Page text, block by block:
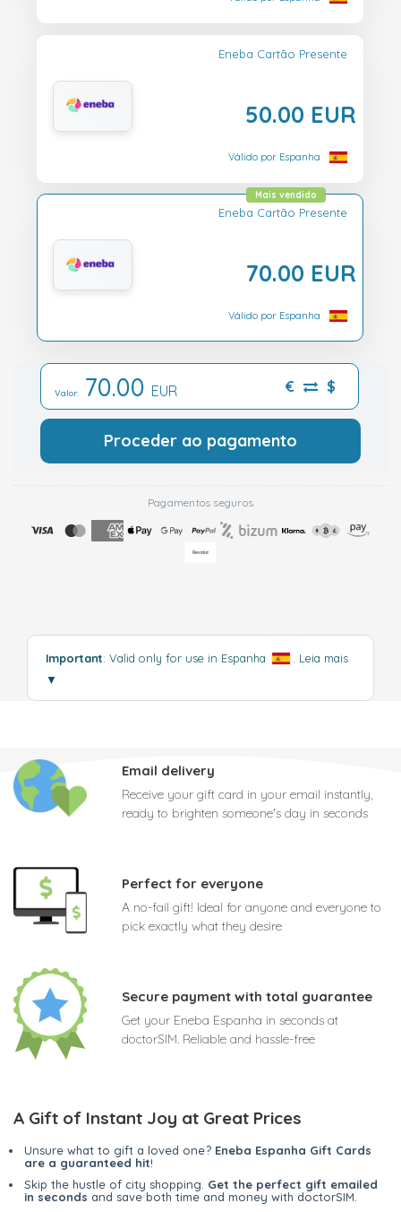
Eneba Cartão Presente
50.00 EUR
Válido por Espanha
Eneba Cartão Presente
70.00 EUR
Mais vendido
Válido por Espanha
Valor: 70.00 EUR € $
Proceder ao pagamento
Pagamentos seguros
Important: Valid only for use in Espanha
Leia mais
▼
Email delivery
Receive your gift card in your email instantly,
ready to brighten someone's day in seconds
Perfect for everyone
A no-fail gift! Ideal for anyone and everyone to
pick exactly what they desire
Secure payment with total guarantee
Get your Eneba Espanha in seconds at
doctorSIM. Reliable and hassle-free
A Gift of Instant Joy at Great Prices
Unsure what to gift a loved one? Eneba Espanha Gift Cards
are a guaranteed hit!
Skip the hustle of city shopping. Get the perfect gift emailed
in seconds and save both time and money with doctorSIM.